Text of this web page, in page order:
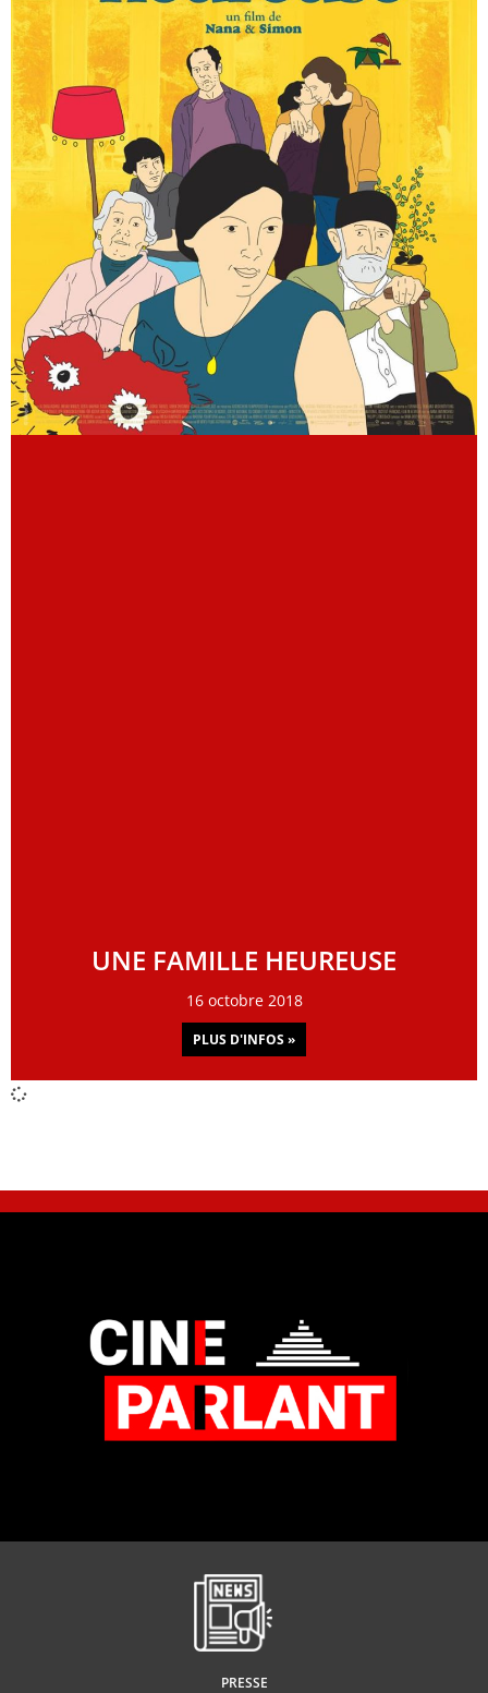
UNE FAMILLE HEUREUSE
16 octobre 2018
PLUS D'INFOS »
PRESSE